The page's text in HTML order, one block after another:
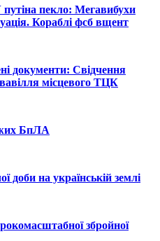
пекло: Мегавибухи
Кораблі фсб вщент
документи: Свідчення
місцевого ТЦК
БпЛА
доби на українській землі
збройної